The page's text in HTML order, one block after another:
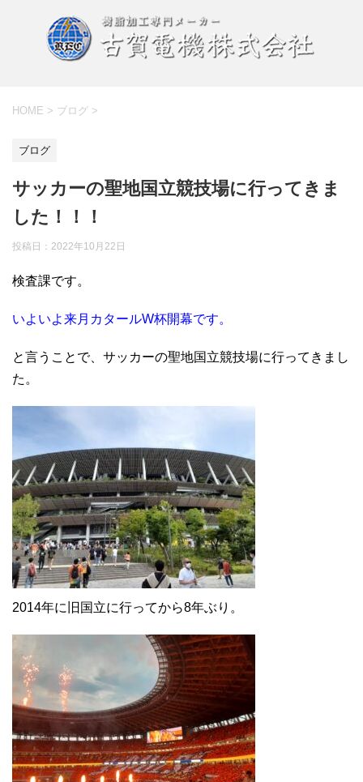
HOME > ブログ >
ブログ
サッカーの聖地国立競技場に行ってきま
した！！！
投稿日： 2022年10月22日
検査課です。
いよいよ来月カタールW杯開幕です。
と言うことで、サッカーの聖地国立競技場に行ってきまし
た。
2014年に旧国立に行ってから8年ぶり。